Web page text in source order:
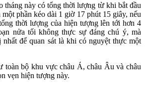
tháng này có tổng thời lượng từ khi bắt đầu
phần kéo dài 1 giờ 17 phút 15 giây, nếu
thời lượng của hiện tượng lên tới hơn 4
nửa tối không thực sự đáng chú ý, mà
để quan sát là khi có nguyệt thực một
toàn bộ khu vực châu Á, châu Âu và châu
vẹn hiện tượng này.